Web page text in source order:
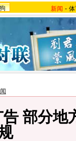
新闻 -
部分地